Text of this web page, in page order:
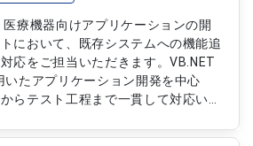
ト作成
医療機器向けアプリケーションの開
において、既存システムへの機能追
応をご担当いただきます。VB.NET
いたアプリケーション開発を中心
らテスト工程まで一貫して対応いた
向上および機能拡張を目的とした開